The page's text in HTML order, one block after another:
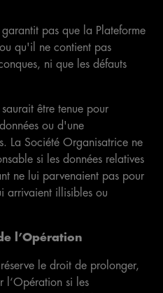
pas que la Plateforme
qu'il ne contient pas
ni que les défauts
être tenue pour
ou d'une
La Société Organisatrice ne
si les données relatives
ne lui parvenaient pas pour
arrivaient illisibles ou
l’Opération
le droit de prolonger,
l‘Opération si les